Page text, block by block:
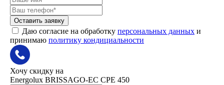
Оставить заявку
Даю согласие на обработку персональных данных и
принимаю политику кондициальности
Хочу скидку на
Energolux BRISSAGO-EC CPE 450